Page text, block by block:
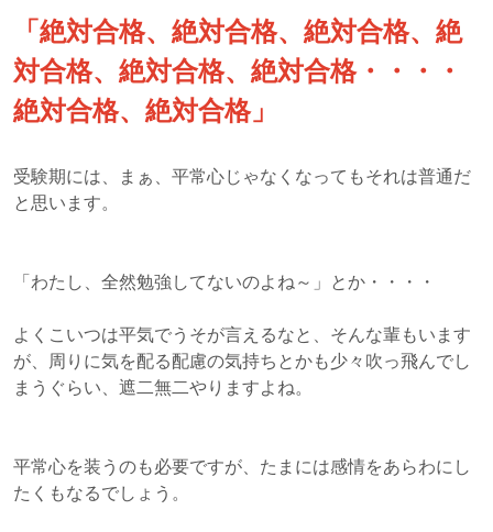
「絶対合格、絶対合格、絶対合格、絶
対合格、絶対合格、絶対合格・・・・
絶対合格、絶対合格」
受験期には、まぁ、平常心じゃなくなってもそれは普通だ
と思います。
「わたし、全然勉強してないのよね～」とか・・・・
よくこいつは平気でうそが言えるなと、そんな輩もいます
が、周りに気を配る配慮の気持ちとかも少々吹っ飛んでし
まうぐらい、遮二無二やりますよね。
平常心を装うのも必要ですが、たまには感情をあらわにし
たくもなるでしょう。